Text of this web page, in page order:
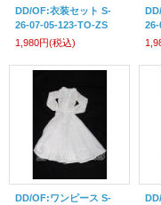
DD/OF:衣装セット S-
26-07-05-123-TO-ZS
1,980円(税込)
26-
DD/OF:ワンピース S-